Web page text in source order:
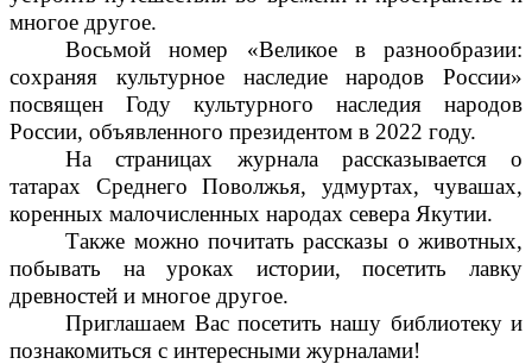
многое другое.
Восьмой номер «Великое в разнообразии:
сохраняя культурное наследие народов России»
посвящен Году культурного наследия народов
России, объявленного президентом в 2022 году.
На страницах журнала рассказывается о
татарах Среднего Поволжья, удмуртах, чувашах,
коренных малочисленных народах севера Якутии.
Также можно почитать рассказы о животных,
побывать на уроках истории, посетить лавку
древностей и многое другое.
Приглашаем Вас посетить нашу библиотеку и
познакомиться с интересными журналами!